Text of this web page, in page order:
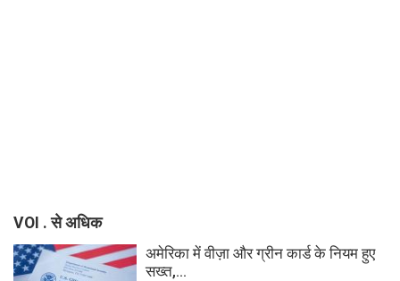
VOI . से अधिक
अमेरिका में वीज़ा और ग्रीन कार्ड के नियम हुए
सख्त,...